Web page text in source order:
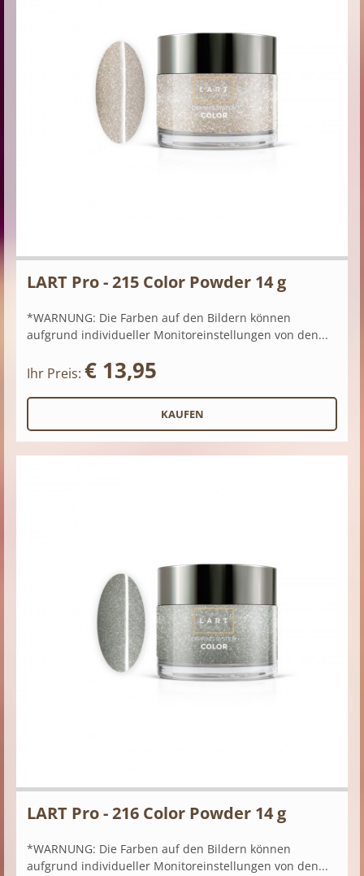
LART Pro - 215 Color Powder 14 g
*WARNUNG: Die Farben auf den Bildern können
aufgrund individueller Monitoreinstellungen von den...
Ihr Preis: € 13,95
LART Pro - 216 Color Powder 14 g
*WARNUNG: Die Farben auf den Bildern können
aufgrund individueller Monitoreinstellungen von den...